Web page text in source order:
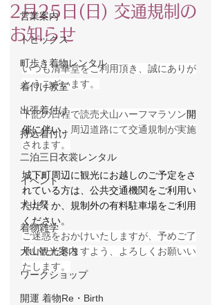
営業案内
トピックス
町歩き着物レンタル
着付け教室
出張着付け
持込着付け
二泊三日衣裳レンタル
イベント
犬山祭
着物雑学
犬山観光案内
ワークショップ
開運 着物Re・Birth
2月25日(日) 交通規制の
お知らせ
いつも清華堂をご利用頂き、誠にありが
とうございます。
下記の日程で読売犬山ハーフマラソン開
催に伴い、 周辺道路にて交通規制が実施
されます。
城下町周辺に観光にお越しのご予定をさ
れている方は、公共交通機関をご利用い
ただくか、規制外の有料駐車場をご利用
ください。
ご迷惑をおかけいたしますが、予めご了
承いただきますよう、よろしくお願いい
たします。